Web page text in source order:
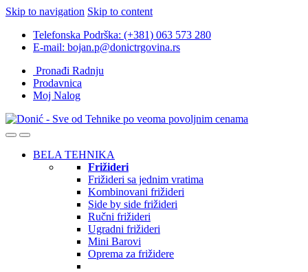
Skip to navigation Skip to content
Telefonska Podrška: (+381) 063 573 280
E-mail: bojan.p@donictrgovina.rs
Pronađi Radnju
Prodavnica
Moj Nalog
BELA TEHNIKA
Frižideri
Frižideri sa jednim vratima
Kombinovani frižideri
Side by side frižideri
Ručni frižideri
Ugradni frižideri
Mini Barovi
Oprema za frižidere